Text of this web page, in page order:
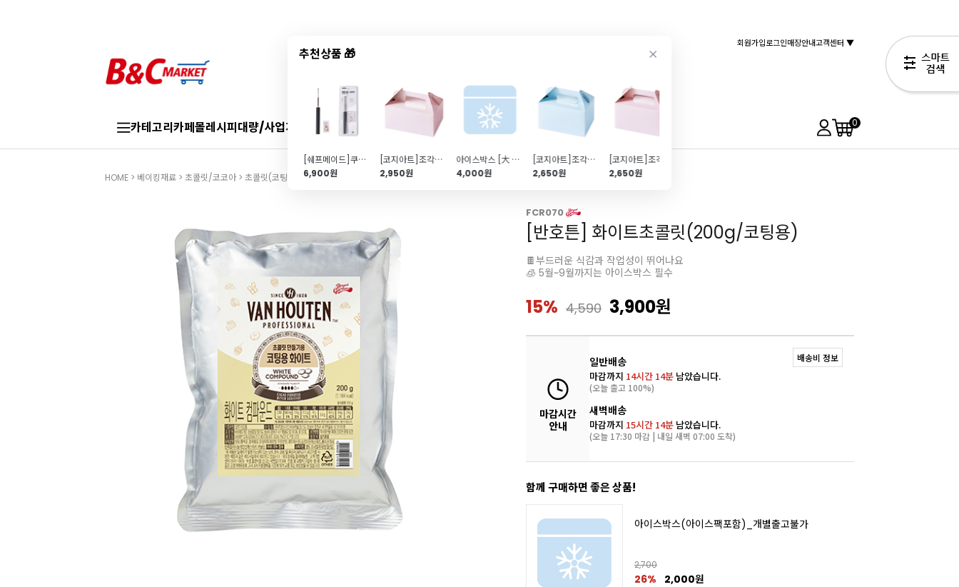
추천상품 🎁
[쉐프메이드]쿠프 나이프(바게트칼)
6,900원
[코지아트]조각케이크상자 (파우더핑크\/대\/5개)
2,950원
아이스박스 [大 \/냉장,냉동 필수]_개별출고불가
4,000원
[코지아트]조각케이크상자 (아이스블루\/중\/5개)
2,650원
2,650원
회원가입로그인매장안내고객센터 ▼
카테고리카페몰레시피대량/사업자 브랜드샵 신상품 TOP50 특가/혜택 0
HOME > 베이킹재료 > 초콜릿/코코아> 초콜릿(코팅용)
FCR070
[반호튼] 화이트초콜릿(200g/코팅용)
🍫부드러운 식감과 작업성이 뛰어나요
🧊 5월~9월까지는 아이스박스 필수
15% 4,590 3,900원
마감시간
안내
일반배송
마감까지 14시간 14분 남았습니다.
(오늘 출고 100%)
새벽배송
마감까지 15시간 14분 남았습니다.
(오늘 17:30 마감 | 내일 새벽 07:00 도착)
배송비 정보
함께 구매하면 좋은 상품!
아이스박스(아이스팩포함)_개별출고불가
2,700
26% 2,000원